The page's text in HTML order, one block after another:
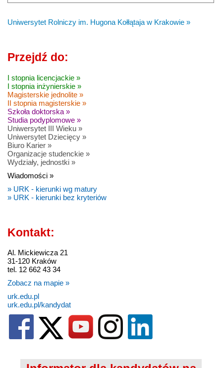
Uniwersytet Rolniczy im. Hugona Kołłątaja w Krakowie »
Przejdź do:
I stopnia licencjackie »
I stopnia inżynierskie »
Magisterskie jednolite »
II stopnia magisterskie »
Szkoła doktorska »
Studia podyplomowe »
Uniwersytet III Wieku »
Uniwersytet Dziecięcy »
Biuro Karier »
Organizacje studenckie »
Wydziały, jednostki »
Wiadomości »
» URK - kierunki wg matury
» URK - kierunki bez kryteriów
Kontakt:
Al. Mickiewicza 21
31-120 Kraków
tel. 12 662 43 34
Zobacz na mapie »
urk.edu.pl
urk.edu.pl/kandydat